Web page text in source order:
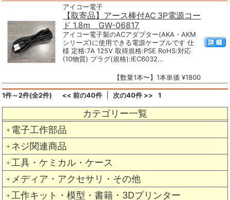
カテゴリー一覧
＋ 電子工作部品
＋ ネジ関連商品
＋ 工具・ケミカル・ケース
＋ メディア・アクセサリ・その他
＋ 工作キット・模型・書籍・3Dプリンター
アイコー電子
【取寄品】アース棒付AC 3P電源コー
ド 1.8m GW-06817
アイコー電子製のACアダプター(AKA・AKM
シリーズ)に使用できる電源ケーブルです 仕
様 定格:7A 125V 取得規格:PSE RoHS:対応
(10物質) プラグ(規格):IEC6032...
【数量1本〜】1本単価 ¥1800
1件～2件(全2件) << 前の40件 次の40件 >> 1